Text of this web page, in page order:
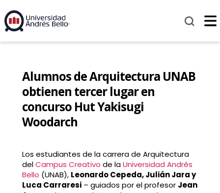
Alumnos de Arquitectura UNAB
obtienen tercer lugar en
concurso Hut Yakisugi
Woodarch
Los estudiantes de la carrera de Arquitectura
delCampus Creativo de laUniversidad Andrés
Bello (UNAB), Leonardo Cepeda, Julián Jara y
Luca Carraresi– guiados por el profesor Jean